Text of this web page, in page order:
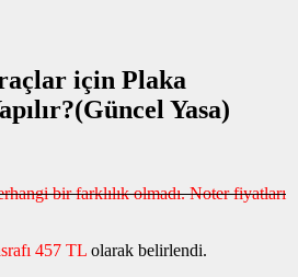
için Plaka
Yasa)
bir farklılık olmadı. Noter fiyatları
457 TL olarak belirlendi.